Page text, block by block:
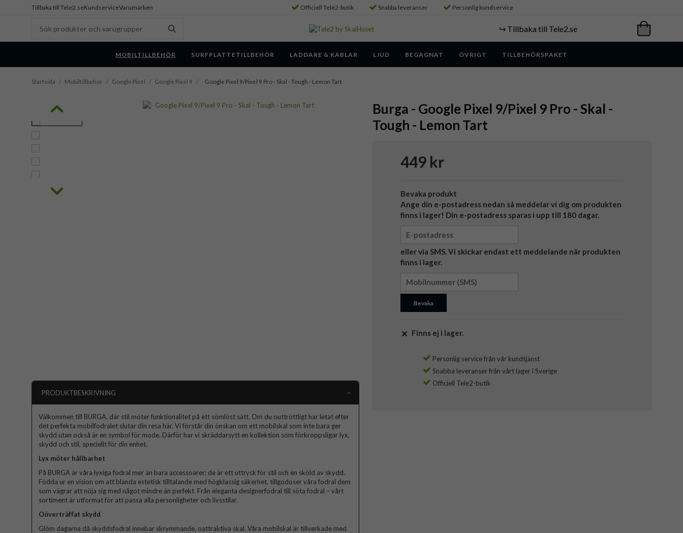
Tillbaka till Tele2.seKundserviceVarumärken Officiell Tele2-butik Snabba leveranser Personlig kundservice
↪️ Tillbaka till Tele2.se
MOBILTILLBEHÖR SURFPLATTETILLBEHÖR LADDARE & KABLAR LJUD BEGAGNAT ÖVRIGT TILLBEHÖRSPAKET
Startsida / Mobiltillbehör / Google Pixel / Google Pixel 9 / - Google Pixel 9/Pixel 9 Pro - Skal - Tough - Lemon Tart
Burga - Google Pixel 9/Pixel 9 Pro - Skal -
Tough - Lemon Tart
449 kr
Bevaka produkt
Ange din e-postadress nedan så meddelar vi dig om produkten
finns i lager! Din e-postadress sparas i upp till 180 dagar.
eller via SMS. Vi skickar endast ett meddelande när produkten
finns i lager.
Bevaka
Finns ej i lager.
Personlig service från vår kundtjänst
Snabba leveranser från vårt lager i Sverige
Officiell Tele2-butik
PRODUKTBESKRIVNING
Välkommen till BURGA, där stil möter funktionalitet på ett sömlöst sätt. Om du outtröttligt har letat efter
det perfekta mobilfodralet slutar din resa här. Vi förstår din önskan om ett mobilskal som inte bara ger
skydd utan också är en symbol för mode. Därför har vi skräddarsytt en kollektion som förkroppsligar lyx,
skydd och stil, speciellt för din enhet.
Lyx möter hållbarhet
På BURGA är våra lyxiga fodral mer än bara accessoarer; de är ett uttryck för stil och en sköld av skydd.
Födda ur en vision om att blanda estetisk tilltalande med högklassig säkerhet, tillgodoser våra fodral dem
som vägrar att nöja sig med något mindre än perfekt. Från eleganta designerfodral till söta fodral – vårt
sortiment är utformat för att passa alla personligheter och livsstilar.
Oöverträffat skydd
Glöm dagarna då skyddsfodral innebar skrymmande, oattraktiva skal. Våra mobilskal är tillverkade med